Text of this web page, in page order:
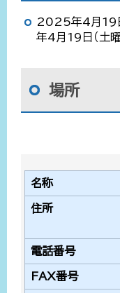
2025年4月19
年4月19日（土
場所
名称
住所
電話番号
FAX番号